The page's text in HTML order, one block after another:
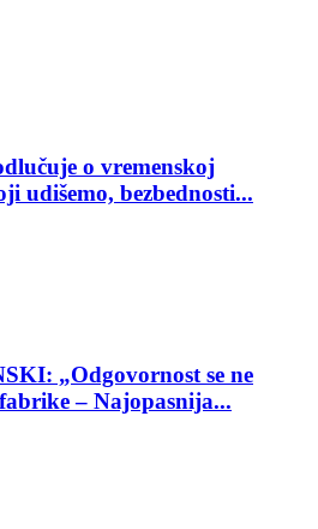
o vremenskoj
udišemo, bezbednosti...
„Odgovornost se ne
– Najopasnija...